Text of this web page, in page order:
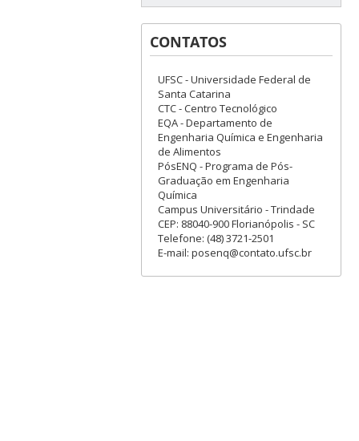
CONTATOS
UFSC - Universidade Federal de
Santa Catarina
CTC - Centro Tecnológico
EQA - Departamento de
Engenharia Química e Engenharia
de Alimentos
PósENQ - Programa de Pós-
Graduação em Engenharia
Química
Campus Universitário - Trindade
CEP: 88040-900 Florianópolis - SC
Telefone: (48) 3721-2501
E-mail: posenq@contato.ufsc.br